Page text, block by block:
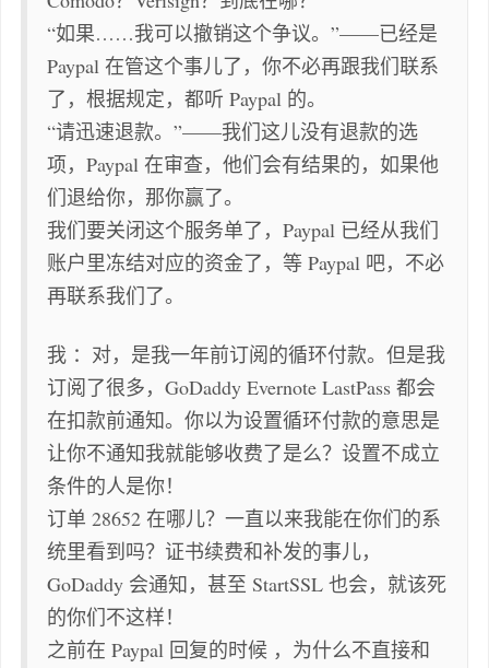
“如果……我可以撤销这个争议。”——已经是
Paypal 在管这个事儿了，你不必再跟我们联系
了，根据规定，都听 Paypal 的。
“请迅速退款。”——我们这儿没有退款的选
项，Paypal 在审查，他们会有结果的，如果他
们退给你，那你赢了。
我们要关闭这个服务单了，Paypal 已经从我们
账户里冻结对应的资金了，等 Paypal 吧，不必
再联系我们了。
我 ：对，是我一年前订阅的循环付款。但是我
订阅了很多，GoDaddy Evernote LastPass 都会
在扣款前通知。你以为设置循环付款的意思是
让你不通知我就能够收费了是么？设置不成立
条件的人是你！
订单 28652 在哪儿？一直以来我能在你们的系
统里看到吗？证书续费和补发的事儿，
GoDaddy 会通知，甚至 StartSSL 也会，就该死
的你们不这样！
之前在 Paypal 回复的时候 ，为什么不直接和